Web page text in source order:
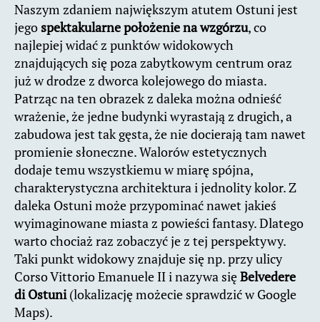
Naszym zdaniem największym atutem Ostuni jest
jegospektakularne położenie na wzgórzu, co
najlepiej widać z punktów widokowych
znajdujących się poza zabytkowym centrum oraz
już w drodze z dworca kolejowego do miasta.
Patrząc na ten obrazek z daleka można odnieść
wrażenie, że jedne budynki wyrastają z drugich, a
zabudowa jest tak gęsta, że nie docierają tam nawet
promienie słoneczne. Walorów estetycznych
dodaje temu wszystkiemu w miarę spójna,
charakterystyczna architektura i jednolity kolor. Z
daleka Ostuni może przypominać nawet jakieś
wyimaginowane miasta z powieści fantasy. Dlatego
warto chociaż raz zobaczyć je z tej perspektywy.
Taki punkt widokowy znajduje się np. przy ulicy
Corso Vittorio Emanuele II i nazywa sięBelvedere
di Ostuni(lokalizację możecie sprawdzić w Google
Maps).